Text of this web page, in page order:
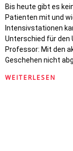
Bis heute gibt es
Patienten mit und
Intensivstationen
Unterschied für den
Professor: Mit den
Geschehen nicht
WEITERLESEN